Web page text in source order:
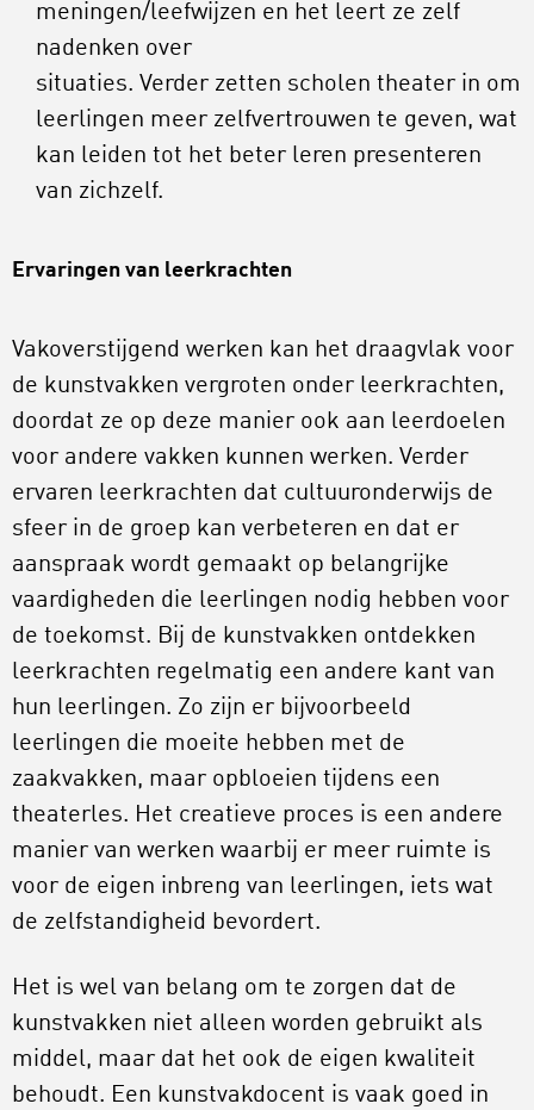
meningen/leefwijzen en het leert ze zelf
nadenken over
situaties. Verder zetten scholen theater in om
leerlingen meer zelfvertrouwen te geven, wat
kan leiden tot het beter leren presenteren
van zichzelf.
Ervaringen van leerkrachten
Vakoverstijgend werken kan het draagvlak voor
de kunstvakken vergroten onder leerkrachten,
doordat ze op deze manier ook aan leerdoelen
voor andere vakken kunnen werken. Verder
ervaren leerkrachten dat cultuuronderwijs de
sfeer in de groep kan verbeteren en dat er
aanspraak wordt gemaakt op belangrijke
vaardigheden die leerlingen nodig hebben voor
de toekomst. Bij de kunstvakken ontdekken
leerkrachten regelmatig een andere kant van
hun leerlingen. Zo zijn er bijvoorbeeld
leerlingen die moeite hebben met de
zaakvakken, maar opbloeien tijdens een
theaterles. Het creatieve proces is een andere
manier van werken waarbij er meer ruimte is
voor de eigen inbreng van leerlingen, iets wat
de zelfstandigheid bevordert.
Het is wel van belang om te zorgen dat de
kunstvakken niet alleen worden gebruikt als
middel, maar dat het ook de eigen kwaliteit
behoudt. Een kunstvakdocent is vaak goed in